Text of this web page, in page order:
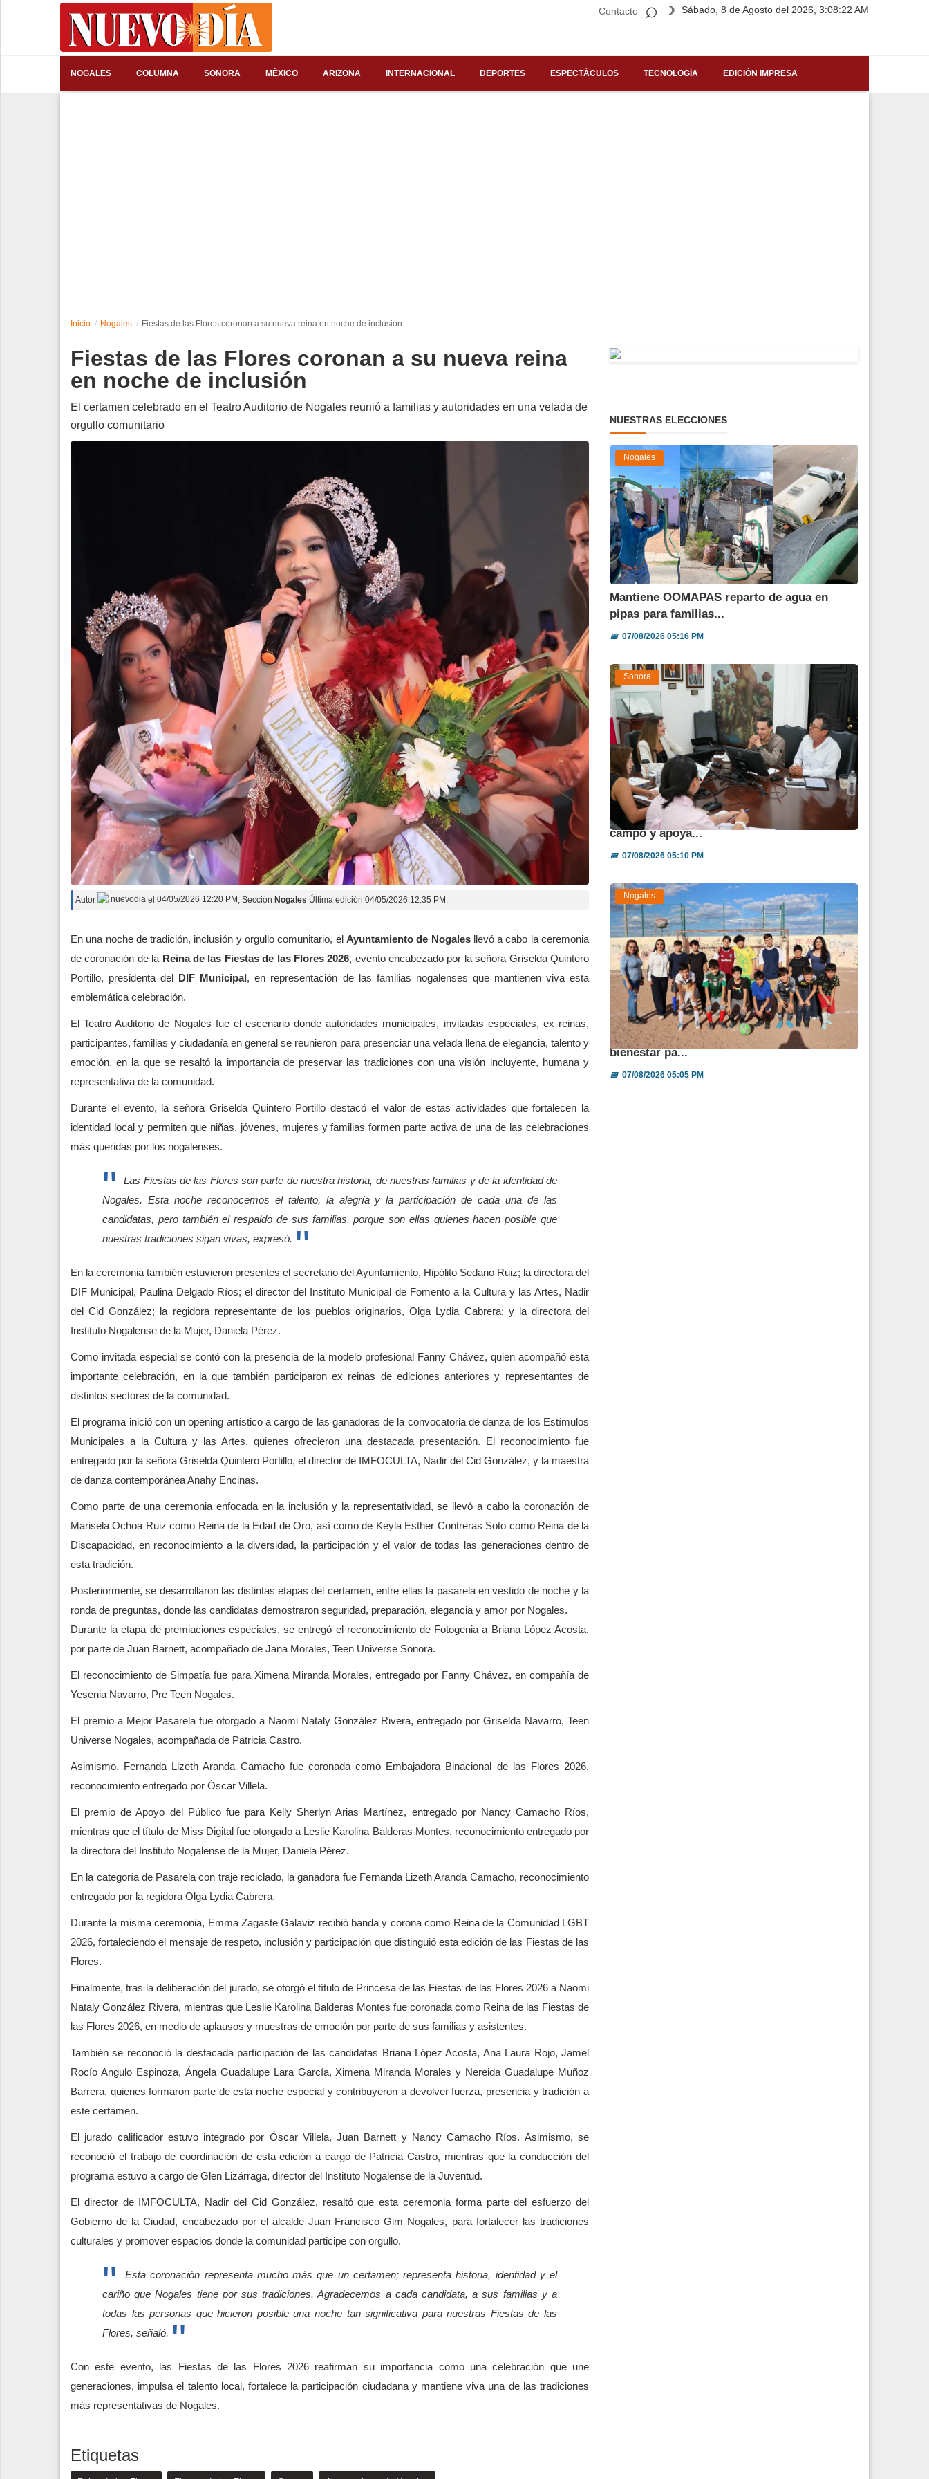
Contacto Sábado, 8 de Agosto del 2026, 3:08:22 AM
⌕ ☽
NOGALES COLUMNA SONORA MÉXICO ARIZONA INTERNACIONAL DEPORTES ESPECTÁCULOS TECNOLOGÍA EDICIÓN IMPRESA
Edición Impresa
Inicio Nogales Fiestas de las Flores coronan a su nueva reina en noche de inclusión
Fiestas de las Flores coronan a su nueva reina
en noche de inclusión
El certamen celebrado en el Teatro Auditorio de Nogales reunió a familias y autoridades en una velada de
orgullo comunitario
Autor nuevodia el 04/05/2026 12:20 PM , Sección Nogales Última edición 04/05/2026 12:35 PM.
En una noche de tradición, inclusión y orgullo comunitario, el Ayuntamiento de Nogalesllevó a cabo la ceremonia
de coronación de la Reina de las Fiestas de las Flores 2026, evento encabezado por la señora Griselda Quintero
Portillo, presidenta del DIF Municipal, en representación de las familias nogalenses que mantienen viva esta
emblemática celebración.
El Teatro Auditorio de Nogales fue el escenario donde autoridades municipales, invitadas especiales, ex reinas,
participantes, familias y ciudadanía en general se reunieron para presenciar una velada llena de elegancia, talento y
emoción, en la que se resaltó la importancia de preservar las tradiciones con una visión incluyente, humana y
representativa de la comunidad.
Durante el evento, la señora Griselda Quintero Portillo destacó el valor de estas actividades que fortalecen la
identidad local y permiten que niñas, jóvenes, mujeres y familias formen parte activa de una de las celebraciones
más queridas por los nogalenses.
Las Fiestas de las Flores son parte de nuestra historia, de nuestras familias y de la identidad de
Nogales. Esta noche reconocemos el talento, la alegría y la participación de cada una de las
candidatas, pero también el respaldo de sus familias, porque son ellas quienes hacen posible que
nuestras tradiciones sigan vivas, expresó.
En la ceremonia también estuvieron presentes el secretario del Ayuntamiento, Hipólito Sedano Ruiz; la directora del
DIF Municipal, Paulina Delgado Ríos; el director del Instituto Municipal de Fomento a la Cultura y las Artes, Nadir
del Cid González; la regidora representante de los pueblos originarios, Olga Lydia Cabrera; y la directora del
Instituto Nogalense de la Mujer, Daniela Pérez.
Como invitada especial se contó con la presencia de la modelo profesional Fanny Chávez, quien acompañó esta
importante celebración, en la que también participaron ex reinas de ediciones anteriores y representantes de
distintos sectores de la comunidad.
El programa inició con un opening artístico a cargo de las ganadoras de la convocatoria de danza de los Estímulos
Municipales a la Cultura y las Artes, quienes ofrecieron una destacada presentación. El reconocimiento fue
entregado por la señora Griselda Quintero Portillo, el director de IMFOCULTA, Nadir del Cid González, y la maestra
de danza contemporánea Anahy Encinas.
Como parte de una ceremonia enfocada en la inclusión y la representatividad, se llevó a cabo la coronación de
Marisela Ochoa Ruiz como Reina de la Edad de Oro, así como de Keyla Esther Contreras Soto como Reina de la
Discapacidad, en reconocimiento a la diversidad, la participación y el valor de todas las generaciones dentro de
esta tradición.
Posteriormente, se desarrollaron las distintas etapas del certamen, entre ellas la pasarela en vestido de noche y la
ronda de preguntas, donde las candidatas demostraron seguridad, preparación, elegancia y amor por Nogales.
Durante la etapa de premiaciones especiales, se entregó el reconocimiento de Fotogenia a Briana López Acosta,
por parte de Juan Barnett, acompañado de Jana Morales, Teen Universe Sonora.
El reconocimiento de Simpatía fue para Ximena Miranda Morales, entregado por Fanny Chávez, en compañía de
Yesenia Navarro, Pre Teen Nogales.
El premio a Mejor Pasarela fue otorgado a Naomi Nataly González Rivera, entregado por Griselda Navarro, Teen
Universe Nogales, acompañada de Patricia Castro.
Asimismo, Fernanda Lizeth Aranda Camacho fue coronada como Embajadora Binacional de las Flores 2026,
reconocimiento entregado por Óscar Villela.
El premio de Apoyo del Público fue para Kelly Sherlyn Arias Martínez, entregado por Nancy Camacho Ríos,
mientras que el título de Miss Digital fue otorgado a Leslie Karolina Balderas Montes, reconocimiento entregado por
la directora del Instituto Nogalense de la Mujer, Daniela Pérez.
En la categoría de Pasarela con traje reciclado, la ganadora fue Fernanda Lizeth Aranda Camacho, reconocimiento
entregado por la regidora Olga Lydia Cabrera.
Durante la misma ceremonia, Emma Zagaste Galaviz recibió banda y corona como Reina de la Comunidad LGBT
2026, fortaleciendo el mensaje de respeto, inclusión y participación que distinguió esta edición de las Fiestas de las
Flores.
Finalmente, tras la deliberación del jurado, se otorgó el título de Princesa de las Fiestas de las Flores 2026 a Naomi
Nataly González Rivera, mientras que Leslie Karolina Balderas Montes fue coronada como Reina de las Fiestas de
las Flores 2026, en medio de aplausos y muestras de emoción por parte de sus familias y asistentes.
También se reconoció la destacada participación de las candidatas Briana López Acosta, Ana Laura Rojo, Jamel
Rocío Angulo Espinoza, Ángela Guadalupe Lara García, Ximena Miranda Morales y Nereida Guadalupe Muñoz
Barrera, quienes formaron parte de esta noche especial y contribuyeron a devolver fuerza, presencia y tradición a
este certamen.
El jurado calificador estuvo integrado por Óscar Villela, Juan Barnett y Nancy Camacho Ríos. Asimismo, se
reconoció el trabajo de coordinación de esta edición a cargo de Patricia Castro, mientras que la conducción del
programa estuvo a cargo de Glen Lizárraga, director del Instituto Nogalense de la Juventud.
El director de IMFOCULTA, Nadir del Cid González, resaltó que esta ceremonia forma parte del esfuerzo del
Gobierno de la Ciudad, encabezado por el alcalde Juan Francisco Gim Nogales, para fortalecer las tradiciones
culturales y promover espacios donde la comunidad participe con orgullo.
Esta coronación representa mucho más que un certamen; representa historia, identidad y el
cariño que Nogales tiene por sus tradiciones. Agradecemos a cada candidata, a sus familias y a
todas las personas que hicieron posible una noche tan significativa para nuestras Fiestas de las
Flores, señaló.
Con este evento, las Fiestas de las Flores 2026 reafirman su importancia como una celebración que une
generaciones, impulsa el talento local, fortalece la participación ciudadana y mantiene viva una de las tradiciones
más representativas de Nogales.
Etiquetas
NUESTRAS ELECCIONES
Nogales
Mantiene OOMAPAS reparto de agua en
pipas para familias...
📅07/08/2026 05:16 PM
Sonora
Destina Sonora 850 mdp para fortalecer al
campo y apoya...
📅07/08/2026 05:10 PM
Nogales
Angélica Burgos impulsa jornada de salud y
bienestar pa...
📅07/08/2026 05:05 PM